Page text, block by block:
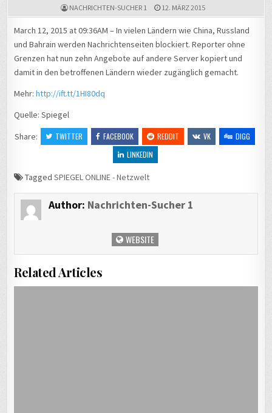
NACHRICHTEN-SUCHER 1 12. MÄRZ 2015
March 12, 2015 at 09:36AM – In vielen Ländern wie China, Russland
und Bahrain werden Nachrichtenseiten blockiert. Reporter ohne
Grenzen hat nun zehn Angebote auf andere Server kopiert und
damit in den betroffenen Ländern wieder zugänglich gemacht.
Mehr:http://ift.tt/1HI80dq
Quelle: Spiegel
Share:
TWITTER FACEBOOK REDDIT VK
DIGG
LINKEDIN
TaggedSPIEGEL ONLINE - Netzwelt
Author: Nachrichten-Sucher 1
WEBSITE
Related Articles